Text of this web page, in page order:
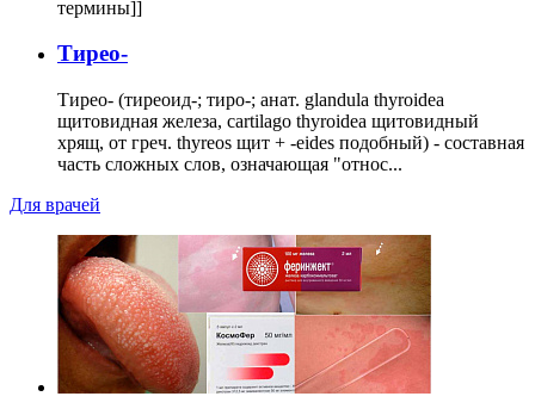
термины]]
Тирео-
Тирео- (тиреоид-; тиро-; анат. glandula thyroidea
щитовидная железа, cartilago thyroidea щитовидный
хрящ, от греч. thyreos щит + -eides подобный) - составная
часть сложных слов, означающая "относ...
Для врачей